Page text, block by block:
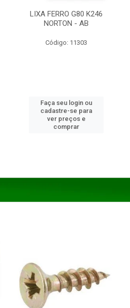
LIXA FERRO G80 K246
NORTON - AB
Código: 11303
Faça seu login ou
cadastre-se para
ver preços e
comprar